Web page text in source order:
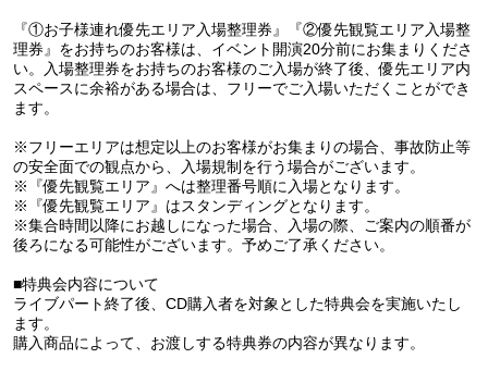
『①お子様連れ優先エリア入場整理券』『②優先観覧エリア入場整
理券』をお持ちのお客様は、イベント開演20分前にお集まりくださ
い。入場整理券をお持ちのお客様のご入場が終了後、優先エリア内
スペースに余裕がある場合は、フリーでご入場いただくことができ
ます。
※フリーエリアは想定以上のお客様がお集まりの場合、事故防止等
の安全面での観点から、入場規制を行う場合がございます。
※『優先観覧エリア』へは整理番号順に入場となります。
※『優先観覧エリア』はスタンディングとなります。
※集合時間以降にお越しになった場合、入場の際、ご案内の順番が
後ろになる可能性がございます。予めご了承ください。
■特典会内容について
ライブパート終了後、CD購入者を対象とした特典会を実施いたし
ます。
購入商品によって、お渡しする特典券の内容が異なります。